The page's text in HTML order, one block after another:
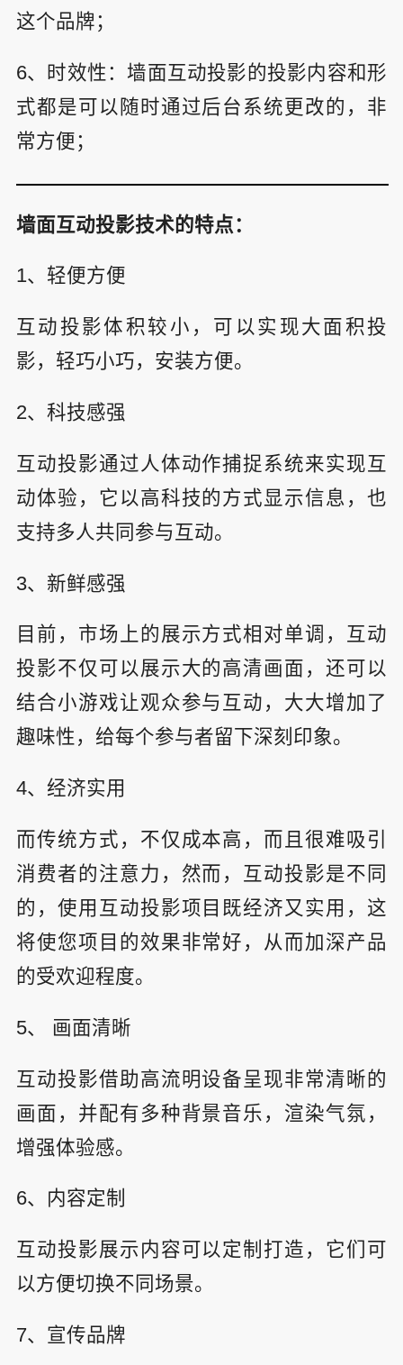
这个品牌；
6、时效性：墙面互动投影的投影内容和形
式都是可以随时通过后台系统更改的，非
常方便；
墙面互动投影技术的特点：
1、轻便方便
互动投影体积较小，可以实现大面积投
影，轻巧小巧，安装方便。
2、科技感强
互动投影通过人体动作捕捉系统来实现互
动体验，它以高科技的方式显示信息，也
支持多人共同参与互动。
3、新鲜感强
目前，市场上的展示方式相对单调，互动
投影不仅可以展示大的高清画面，还可以
结合小游戏让观众参与互动，大大增加了
趣味性，给每个参与者留下深刻印象。
4、经济实用
而传统方式，不仅成本高，而且很难吸引
消费者的注意力，然而，互动投影是不同
的，使用互动投影项目既经济又实用，这
将使您项目的效果非常好，从而加深产品
的受欢迎程度。
5、 画面清晰
互动投影借助高流明设备呈现非常清晰的
画面，并配有多种背景音乐，渲染气氛，
增强体验感。
6、内容定制
互动投影展示内容可以定制打造，它们可
以方便切换不同场景。
7、宣传品牌